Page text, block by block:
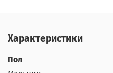
Характеристики
Пол